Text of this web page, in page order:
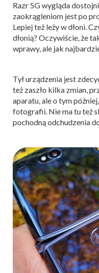
Razr 5G wygląda
zaokrągleniom jest po
Lepiej też leży w dłoni.
dłonią? Oczywiście, że
wprawy, ale jak
Tył urządzenia jest
też zaszło kilka zmian,
aparatu, ale o tym
fotografii. Nie ma tu też
pochodną odchudzenia